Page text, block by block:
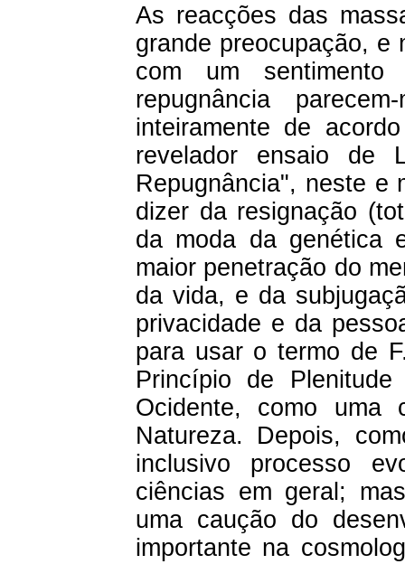
As reacções das
grande preocupação, e
com um
repugnância
inteiramente de
revelador ensaio de
Repugnância", neste e
dizer da resignação
da moda da genética
maior penetração do
da vida, e da
privacidade e da
para usar o termo de
Princípio de
Ocidente, como uma
Natureza. Depois,
inclusivo processo
ciências em geral;
uma caução do
importante na